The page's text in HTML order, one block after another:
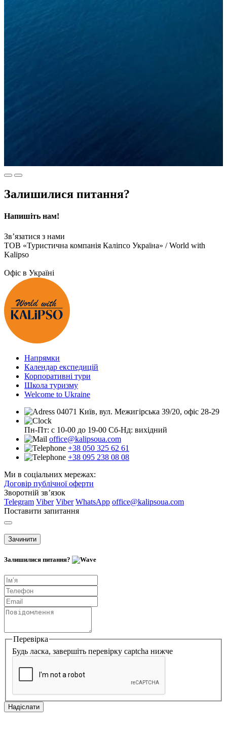
Залишилися питання?
Напишіть нам!
Зв’язатися з нами
ТОВ «Туристична компанія Каліпсо Україна» / World with
Kalipso
Офіс в Україні
Напрямки
Календар експедицій
Корпоративні тури
Школа туризму
Welcome to Ukraine
04071 Київ, вул. Межигірська 39/20, офіс 28-29
Пн-Пт: с 10-00 до 19-00 Сб-Нд: вихідний
office@kalipsoua.com
+38 050 325 62 61
+38 095 238 08 08
Ми в соціальних мережах:
Договір публічної оферти
Зворотній зв’язок
Telegram Viber Viber WhatsApp office@kalipsoua.com
Поставити запитання
Зачинити
Залишилися питання?
Перевірка
Будь ласка, завершіть перевірку captcha нижче
Надіслати